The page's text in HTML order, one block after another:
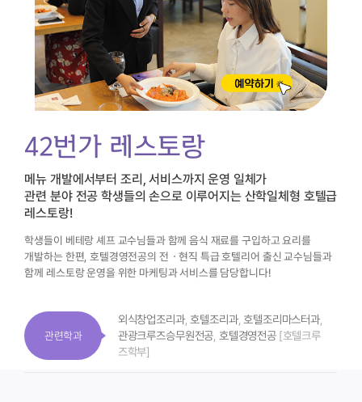
42번가 레스토랑
메뉴 개발에서부터 조리, 서비스까지 운영 일체가
관련 분야 전공 학생들의 손으로 이루어지는 산학일체형 호텔급
레스토랑!
학생들이 베테랑 셰프 교수님들과 함께 음식 재료를 구입하고 요리를
개발하는 한편, 호텔경영전공의 전ㆍ현직 특급 호텔리어 출신 교수님들과
함께 레스토랑 운영을 위한 마케팅과 서비스를 담당합니다!
관련학과
외식창업조리과,호텔조리과,호텔조리마스터과,
관광크루즈승무원전공, 호텔경영전공[호텔크루
즈학부]